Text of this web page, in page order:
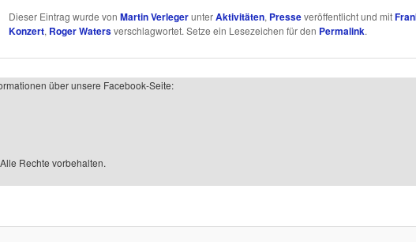
Dieser Eintrag wurde von Martin VerlegerunterAktivitäten, Presseveröffentlicht und mit
Konzert, Roger Watersverschlagwortet. Setze ein Lesezeichen für den Permalink.
über unsere Facebook-Seite:
Rechte vorbehalten.